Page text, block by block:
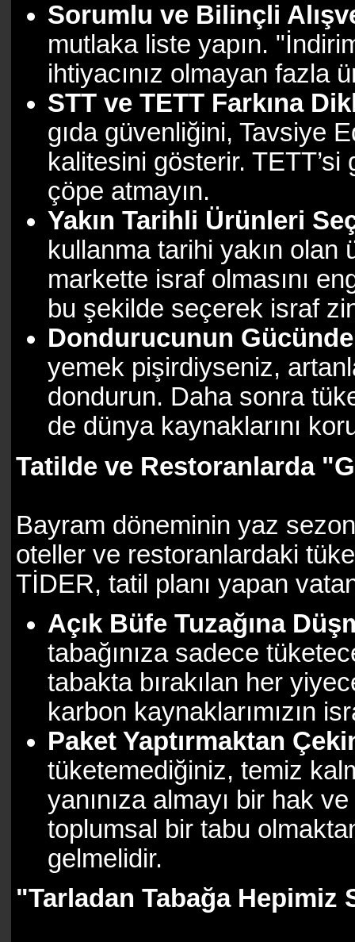
Sorumlu ve Bilinçli
mutlaka liste yapın.
ihtiyacınız olmayan fazla
STT ve TETT Farkına
gıda güvenliğini, Tavsiye
kalitesini gösterir.
çöpe atmayın.
Yakın Tarihli Ürünleri
kullanma tarihi yakın
markette israf olmasını
bu şekilde seçerek israf
Dondurucunun
yemek pişirdiyseniz,
dondurun. Daha sonra
de dünya kaynaklarını
Tatilde ve Restoranlarda
Bayram döneminin yaz
oteller ve restoranlardaki
TİDER, tatil planı yapan
Açık Büfe Tuzağına
tabağınıza sadece
tabakta bırakılan her
karbon kaynaklarımızın
Paket Yaptırmaktan
tüketemediğiniz, temiz
yanınıza almayı bir hak
toplumsal bir tabu
gelmelidir.
"Tarladan Tabağa Hepimiz